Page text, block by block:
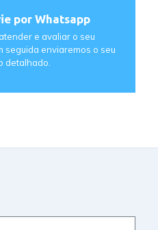
por Whatsapp
e avaliar o seu
seguida enviaremos o seu
detalhado.